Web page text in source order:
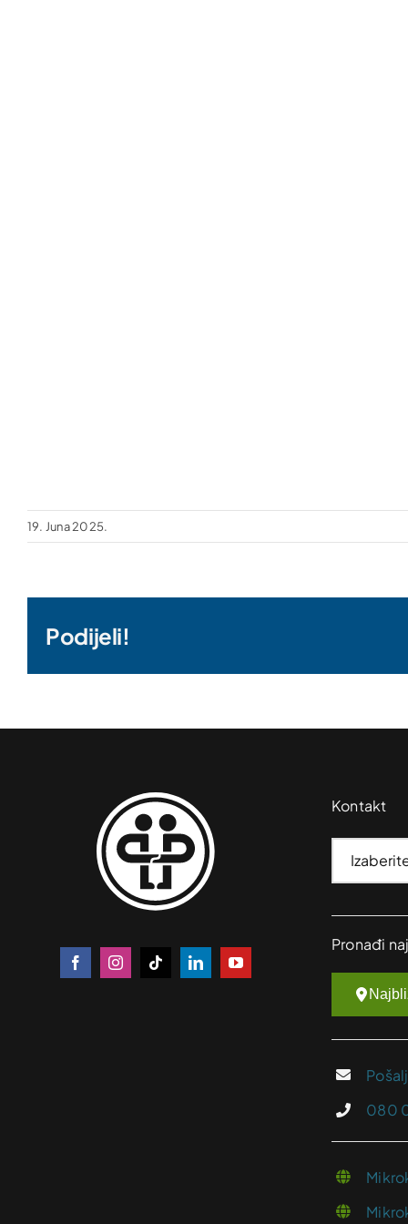
19. Juna 2025.
Podijeli!
Kontakt
Pronađi
080